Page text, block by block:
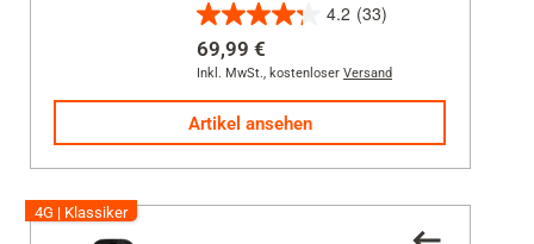
4.2 (33)
4.2
von
Sternen.
33
Bewertungen
69,99 €
Inkl. MwSt., kostenloser Versand
Artikel ansehen
4G | Klassiker